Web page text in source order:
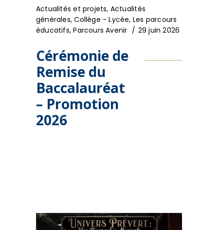
Actualités et projets, Actualités
générales,Collège - Lycée, Les parcours
éducatifs,Parcours Avenir 29 juin 2026
Cérémonie de
Remise du
Baccalauréat
– Promotion
2026